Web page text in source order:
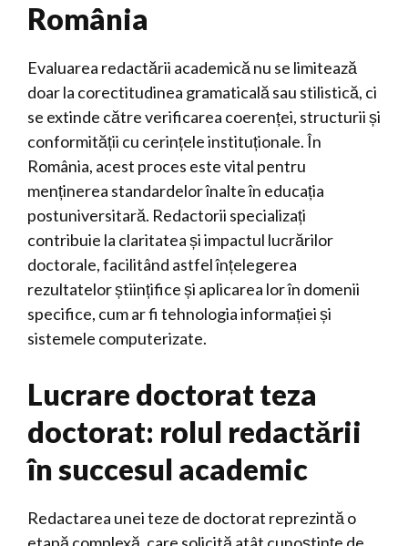
România
Evaluarea redactării academică nu se limitează
doar la corectitudinea gramaticală sau stilistică, ci
se extinde către verificarea coerenței, structurii și
conformității cu cerințele instituționale. În
România, acest proces este vital pentru
menținerea standardelor înalte în educația
postuniversitară. Redactorii specializați
contribuie la claritatea și impactul lucrărilor
doctorale, facilitând astfel înțelegerea
rezultatelor științifice și aplicarea lor în domenii
specifice, cum ar fi tehnologia informației și
sistemele computerizate.
Lucrare doctorat teza
doctorat: rolul redactării
în succesul academic
Redactarea unei teze de doctorat reprezintă o